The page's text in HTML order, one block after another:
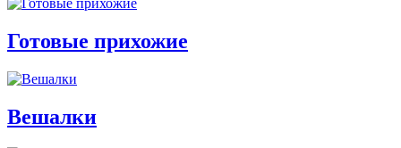
Готовые прихожие
Вешалки